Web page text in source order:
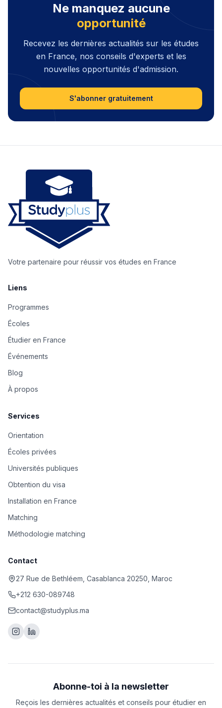
Ne manquez aucune
opportunité
Recevez les dernières actualités sur les études
en France, nos conseils d'experts et les
nouvelles opportunités d'admission.
S'abonner gratuitement
Votre partenaire pour réussir vos études en France
Liens
Programmes
Écoles
Étudier en France
Événements
Blog
À propos
Services
Orientation
Écoles privées
Universités publiques
Obtention du visa
Installation en France
Matching
Méthodologie matching
Contact
27 Rue de Bethléem, Casablanca 20250, Maroc
+212 630-089748
contact@studyplus.ma
Abonne-toi à la newsletter
Reçois les dernières actualités et conseils pour étudier en